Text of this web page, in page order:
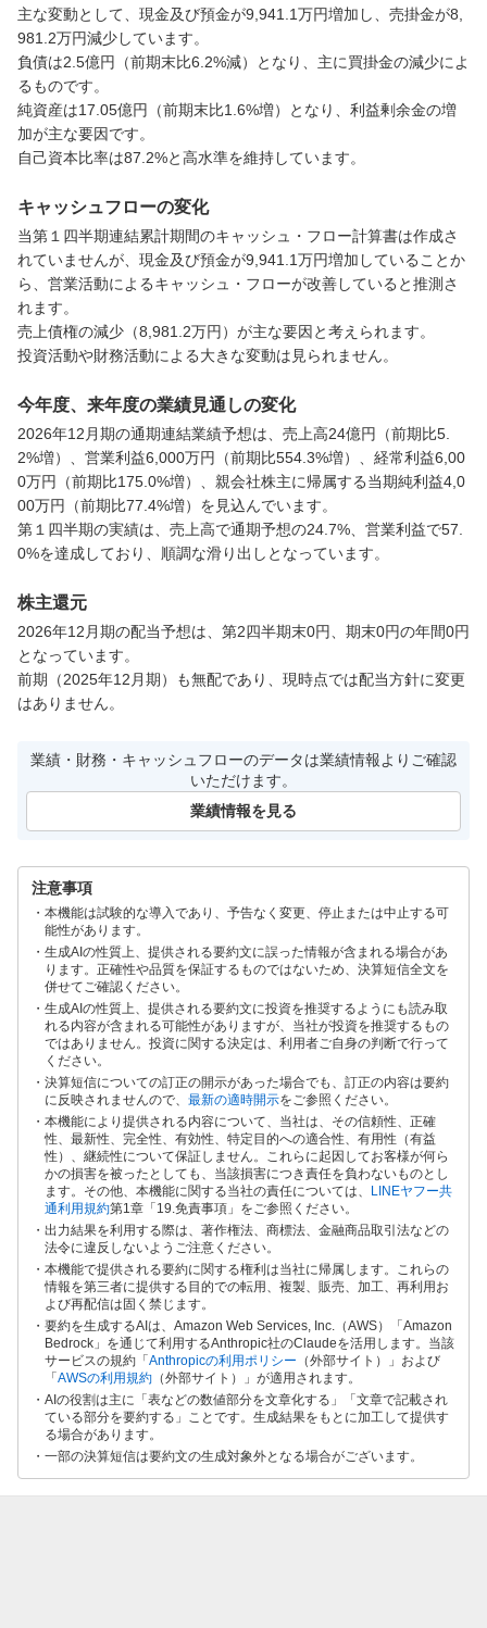
主な変動として、現金及び預金が9,941.1万円増加し、売掛金が8,
981.2万円減少しています。
負債は2.5億円（前期末比6.2%減）となり、主に買掛金の減少によ
るものです。
純資産は17.05億円（前期末比1.6%増）となり、利益剰余金の増
加が主な要因です。
自己資本比率は87.2%と高水準を維持しています。
キャッシュフローの変化
当第１四半期連結累計期間のキャッシュ・フロー計算書は作成さ
れていませんが、現金及び預金が9,941.1万円増加していることか
ら、営業活動によるキャッシュ・フローが改善していると推測さ
れます。
売上債権の減少（8,981.2万円）が主な要因と考えられます。
投資活動や財務活動による大きな変動は見られません。
今年度、来年度の業績見通しの変化
2026年12月期の通期連結業績予想は、売上高24億円（前期比5.
2%増）、営業利益6,000万円（前期比554.3%増）、経常利益6,00
0万円（前期比175.0%増）、親会社株主に帰属する当期純利益4,0
00万円（前期比77.4%増）を見込んでいます。
第１四半期の実績は、売上高で通期予想の24.7%、営業利益で57.
0%を達成しており、順調な滑り出しとなっています。
株主還元
2026年12月期の配当予想は、第2四半期末0円、期末0円の年間0円
となっています。
前期（2025年12月期）も無配であり、現時点では配当方針に変更
はありません。
業績・財務・キャッシュフローのデータは業績情報よりご確認
いただけます。
業績情報を見る
注意事項
本機能は試験的な導入であり、予告なく変更、停止または中止する可
能性があります。
生成AIの性質上、提供される要約文に誤った情報が含まれる場合があ
ります。正確性や品質を保証するものではないため、決算短信全文を
併せてご確認ください。
生成AIの性質上、提供される要約文に投資を推奨するようにも読み取
れる内容が含まれる可能性がありますが、当社が投資を推奨するもの
ではありません。投資に関する決定は、利用者ご自身の判断で行って
ください。
決算短信についての訂正の開示があった場合でも、訂正の内容は要約
に反映されませんので、 最新の適時開示をご参照ください。
本機能により提供される内容について、当社は、その信頼性、正確
性、最新性、完全性、有効性、特定目的への適合性、有用性（有益
性）、継続性について保証しません。これらに起因してお客様が何ら
かの損害を被ったとしても、当該損害につき責任を負わないものとし
ます。その他、本機能に関する当社の責任については、 LINEヤフー共
通利用規約第1章「19.免責事項」をご参照ください。
出力結果を利用する際は、著作権法、商標法、金融商品取引法などの
法令に違反しないようご注意ください。
本機能で提供される要約に関する権利は当社に帰属します。これらの
情報を第三者に提供する目的での転用、複製、販売、加工、再利用お
よび再配信は固く禁じます。
要約を生成するAIは、Amazon Web Services, Inc.（AWS）「Amazon
Bedrock」を通じて利用するAnthropic社のClaudeを活用します。当該
サービスの規約「Anthropicの利用ポリシー （外部サイト）」および
「AWSの利用規約 （外部サイト）」が適用されます。
AIの役割は主に「表などの数値部分を文章化する」「文章で記載され
ている部分を要約する」ことです。生成結果をもとに加工して提供す
る場合があります。
一部の決算短信は要約文の生成対象外となる場合がございます。